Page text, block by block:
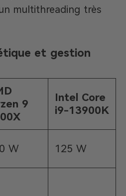
multithreading très
et gestion
9
Intel Core
i9-13900K
W 125 W